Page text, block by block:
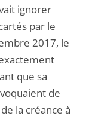
ignorer
par le
2017, le
que sa
de
la créance à